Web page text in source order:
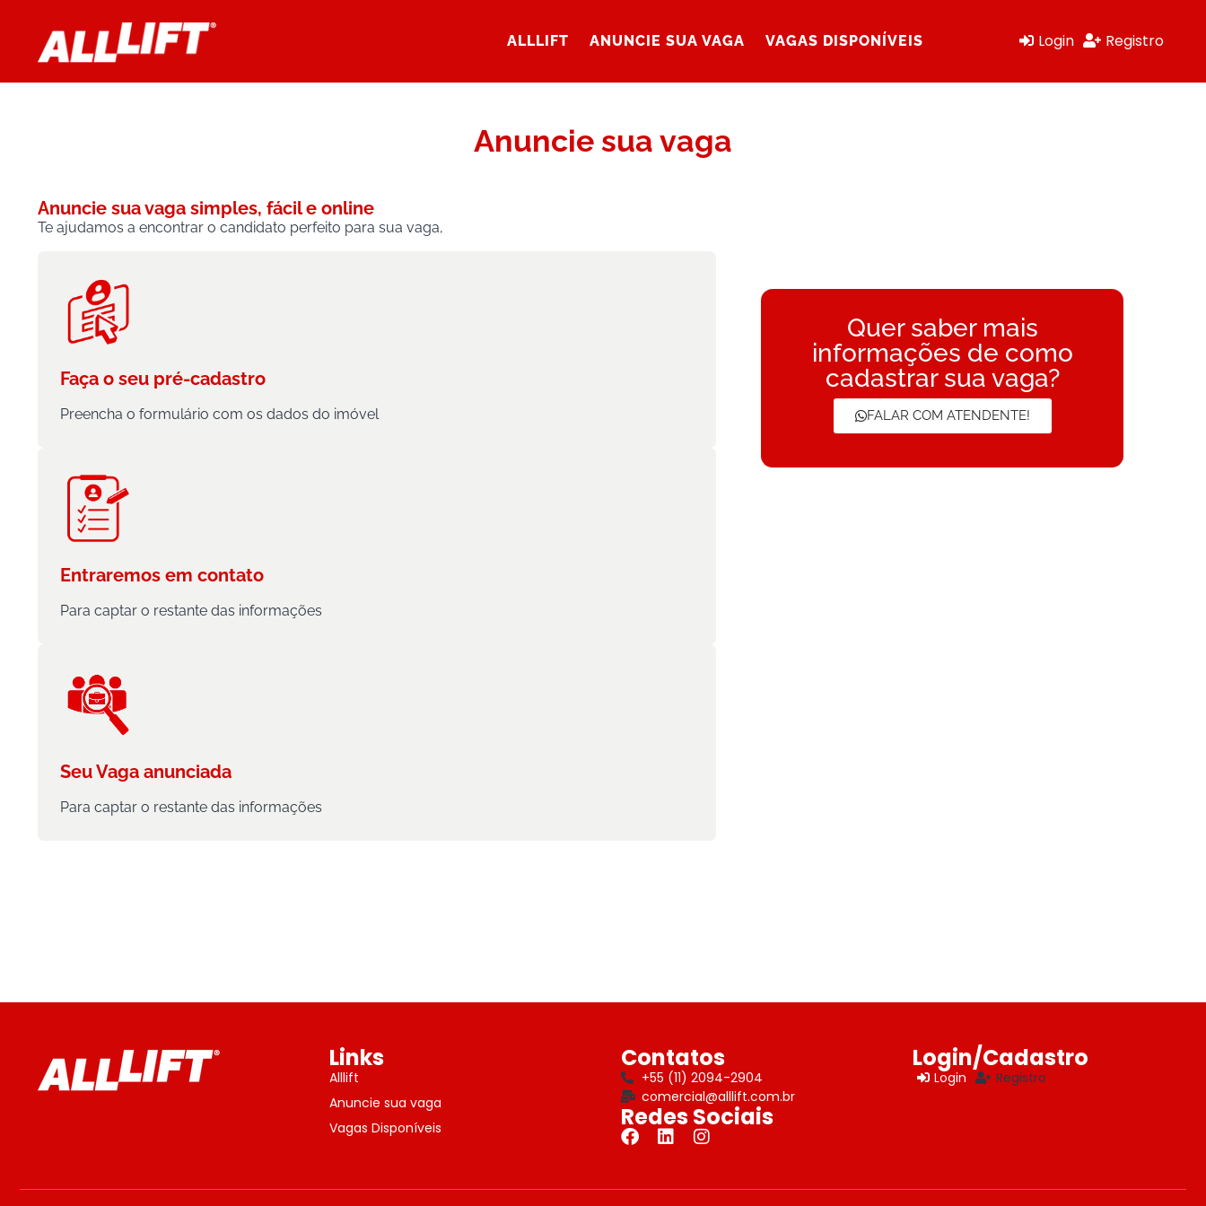
ALLLIFT ANUNCIE SUA VAGA VAGAS DISPONÍVEIS Login Registro
Anuncie sua vaga
Anuncie sua vaga simples, fácil e online
Te ajudamos a encontrar o candidato perfeito para sua vaga,
Faça o seu pré-cadastro
Preencha o formulário com os dados do imóvel
Entraremos em contato
Para captar o restante das informações
Seu Vaga anunciada
Para captar o restante das informações
Quer saber mais
informações de como
cadastrar sua vaga?
FALAR COM ATENDENTE!​
Links
Alllift
Anuncie sua vaga
Vagas Disponíveis
Contatos
+55 (11) 2094-2904
comercial@alllift.com.br
Redes Sociais
Login/Cadastro
Login Registro